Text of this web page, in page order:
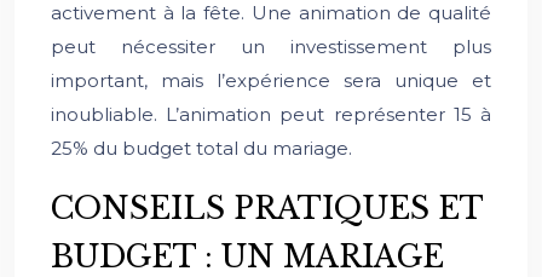
activement à la fête. Une animation de qualité
peut nécessiter un investissement plus
important, mais l’expérience sera unique et
inoubliable. L’animation peut représenter 15 à
25% du budget total du mariage.
CONSEILS PRATIQUES ET
BUDGET : UN MARIAGE